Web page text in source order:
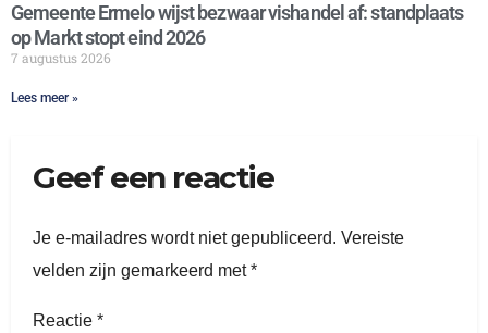
Gemeente Ermelo wijst bezwaar vishandel af: standplaats
op Markt stopt eind 2026
7 augustus 2026
Lees meer »
Geef een reactie
Je e-mailadres wordt niet gepubliceerd. Vereiste
velden zijn gemarkeerd met*
Reactie *